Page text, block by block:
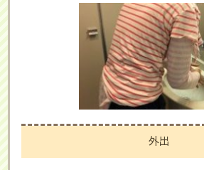
外出